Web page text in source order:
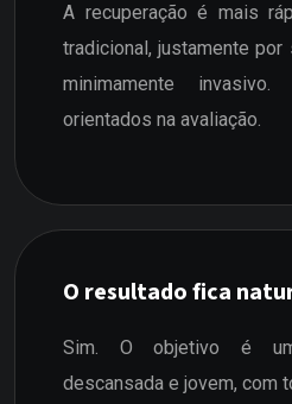
A recuperação é mais
tradicional, justamente
minimamente
orientados na avaliação.
O resultado fica
Sim. O objetivo é
descansada e jovem, com